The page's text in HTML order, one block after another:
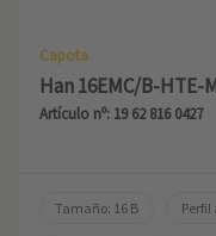
Capota
Han 16EMC/B-HTE-
Artículo nº: 19 62 816 0427
Tamaño: 16 B Perfil